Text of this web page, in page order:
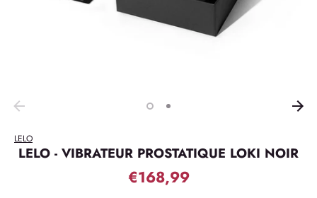
LELO
LELO - VIBRATEUR PROSTATIQUE LOKI NOIR
€168,99